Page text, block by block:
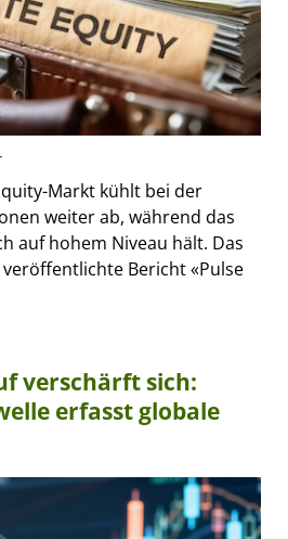
Markt kühlt bei der
weiter ab, während das
auf hohem Niveau hält. Das
Bericht «Pulse
verschärft sich:
erfasst globale